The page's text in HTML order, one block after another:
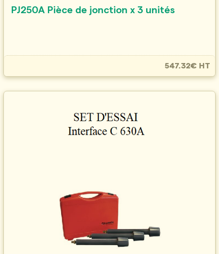
PJ250A Pièce de jonction x 3 unités
547.32€ HT